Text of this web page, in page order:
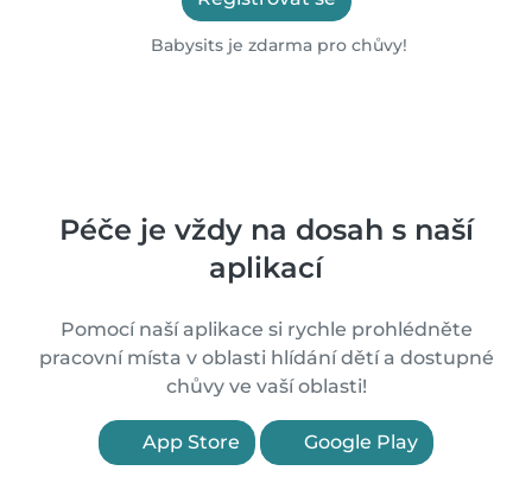
Babysits je zdarma pro chůvy!
Péče je vždy na dosah s naší
aplikací
Pomocí naší aplikace si rychle prohlédněte
pracovní místa v oblasti hlídání dětí a dostupné
chůvy ve vaší oblasti!
App Store Google Play